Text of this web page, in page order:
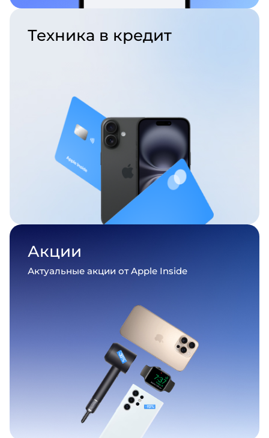
Техника в кредит
Акции
Актуальные акции от Apple Inside